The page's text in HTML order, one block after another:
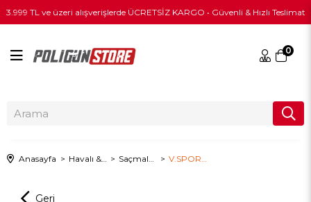
3.999 TL ve üzeri alışverişlerde ÜCRETSİZ KARGO • Güvenli & Hızlı Teslimat
0
Anasayfa